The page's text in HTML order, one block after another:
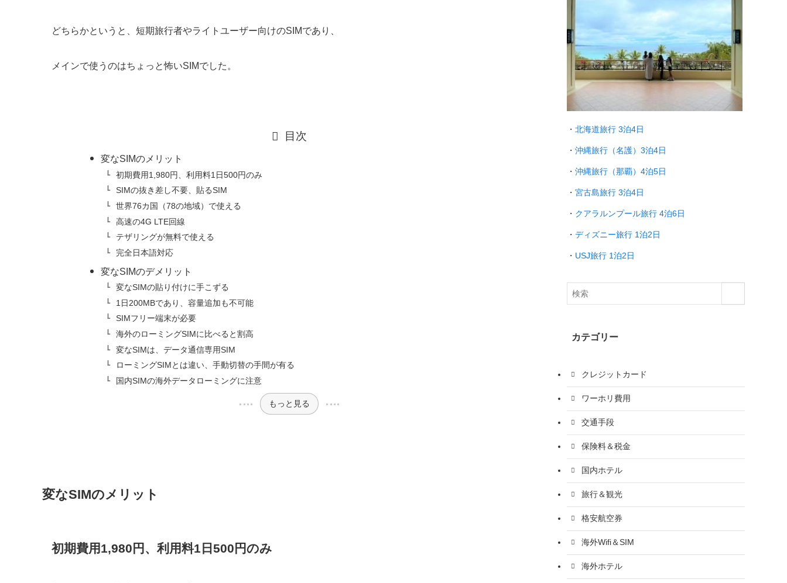
どちらかというと、短期旅行者やライトユーザー向けのSIMであり、
メインで使うのはちょっと怖いSIMでした。
目次
変なSIMのメリット
初期費用1,980円、利用料1日500円のみ
SIMの抜き差し不要、貼るSIM
世界76カ国（78の地域）で使える
高速の4G LTE回線
テザリングが無料で使える
完全日本語対応
変なSIMのデメリット
変なSIMの貼り付けに手こずる
1日200MBであり、容量追加も不可能
SIMフリー端末が必要
海外のローミングSIMに比べると割高
変なSIMは、データ通信専用SIM
ローミングSIMとは違い、手動切替の手間が有る
国内SIMの海外データローミングに注意
もっと見る
変なSIMのメリット
初期費用1,980円、利用料1日500円のみ
・ 北海道旅行 3泊4日
・ 沖縄旅行（名護）3泊4日
・ 沖縄旅行（那覇）4泊5日
・ 宮古島旅行 3泊4日
・ クアラルンプール旅行 4泊6日
・ ディズニー旅行 1泊2日
・ USJ旅行 1泊2日
カテゴリー
クレジットカード
ワーホリ費用
交通手段
保険料＆税金
国内ホテル
旅行＆観光
格安航空券
海外Wifi＆SIM
海外ホテル